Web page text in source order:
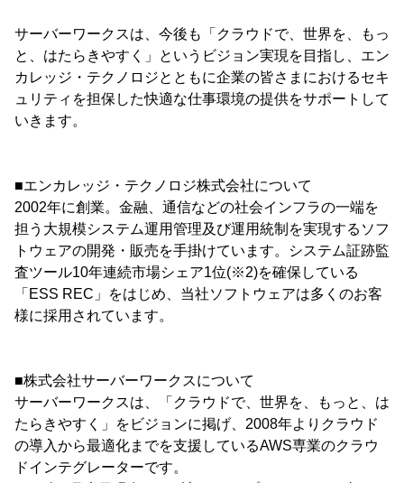
サーバーワークスは、今後も「クラウドで、世界を、もっ
と、はたらきやすく」というビジョン実現を目指し、エン
カレッジ・テクノロジとともに企業の皆さまにおけるセキ
ュリティを担保した快適な仕事環境の提供をサポートして
いきます。
■エンカレッジ・テクノロジ株式会社について
2002年に創業。金融、通信などの社会インフラの一端を
担う大規模システム運用管理及び運用統制を実現するソフ
トウェアの開発・販売を手掛けています。システム証跡監
査ツール10年連続市場シェア1位(※2)を確保している
「ESS REC」をはじめ、当社ソフトウェアは多くのお客
様に採用されています。
■株式会社サーバーワークスについて
サーバーワークスは、「クラウドで、世界を、もっと、は
たらきやすく」をビジョンに掲げ、2008年よりクラウド
の導入から最適化までを支援しているAWS専業のクラウ
ドインテグレーターです。